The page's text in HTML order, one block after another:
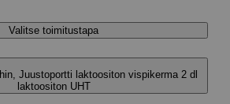
Valitse toimitustapa
Juustoportti laktoositon vispikerma 2 dl
laktoositon UHT